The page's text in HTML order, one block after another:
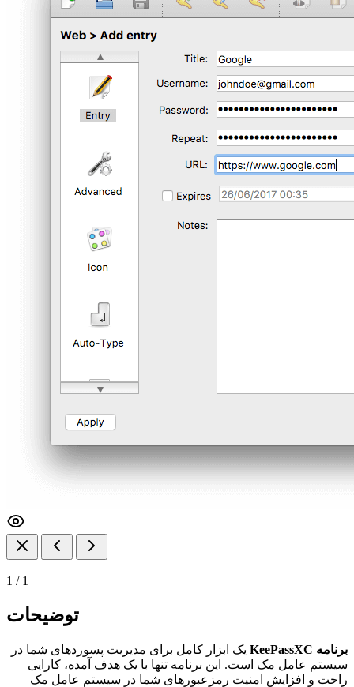
1 / 1
توضیحات
برنامه KeePassXC
یک ابزار کامل برای مدیریت پسورد‌های شما در
سیستم عامل مک است. این برنامه تنها با یک هدف آمده، کارایی
راحت و افزایش امنیت رمزعبور‌های شما در سیستم عامل مک